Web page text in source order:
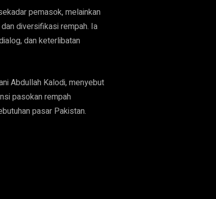
pemasok, melainkan
diversifikasi rempah. Ia
dan keterlibatan
Abdullah Kalodi, menyebut
pasokan rempah
pasar Pakistan.